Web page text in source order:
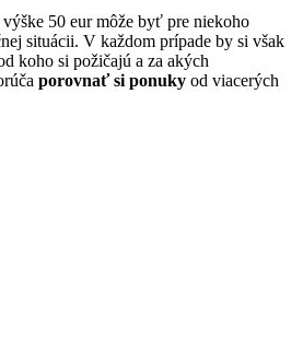
50 eur môže byť pre niekoho
situácii. V každom prípade by si však
koho si požičajú a za akých
porovnať si ponuky od viacerých